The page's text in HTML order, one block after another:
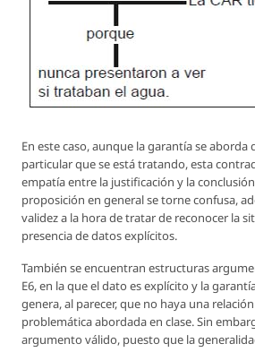
En este caso, aunque la garantía se aborda
particular que se está tratando, esta
empatía entre la justificación y la
proposición en general se torne confusa,
validez a la hora de tratar de reconocer la
presencia de datos explícitos.
También se encuentran estructuras
E6, en la que el dato es explícito y la
genera, al parecer, que no haya una
problemática abordada en clase. Sin
argumento válido, puesto que la